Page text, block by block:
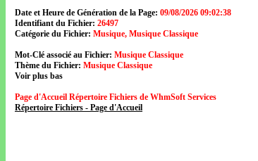
Date et Heure de Génération de la Page: 09/08/2026 09:02:38
Identifiant du Fichier: 26497
Catégorie du Fichier: Musique, Musique Classique
Mot-Clé associé au Fichier: Musique Classique
Thème du Fichier: Musique Classique
Voir plus bas
Page d'Accueil Répertoire Fichiers de WhmSoft Services
Répertoire Fichiers - Page d'Accueil